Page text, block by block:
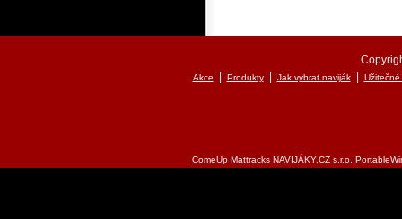
Akce Produkty| Jak vybrat naviják| Užitečné
ComeUp Mattracks NAVIJÁKY.CZ s.r.o.